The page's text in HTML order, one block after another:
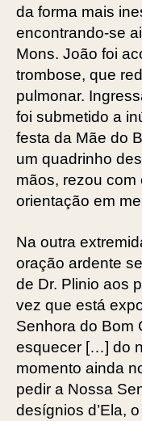
da forma mais
encontrando-se
Mons. João foi
trombose, que
pulmonar.
foi submetido a
festa da Mãe do
um quadrinho
mãos, rezou
orientação em
Na outra
oração ardente
de Dr. Plinio aos
vez que está
Senhora do Bom
esquecer […] do
momento ainda
pedir a Nossa
desígnios d’Ela,